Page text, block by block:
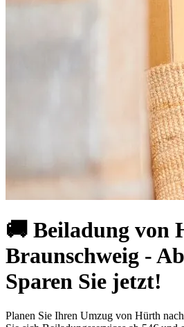
🚚 Beiladung von
Braunschweig -
Sparen Sie jetzt!
Planen Sie Ihren Umzug von Hürth